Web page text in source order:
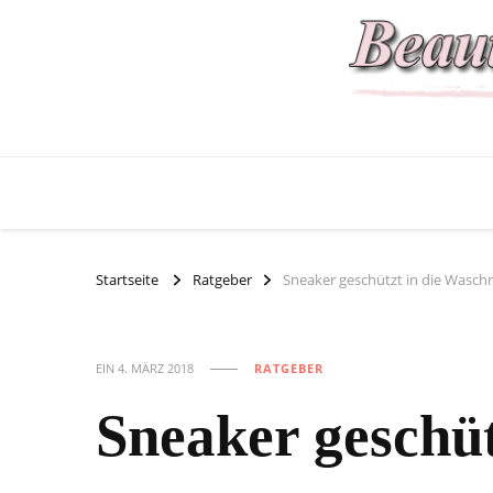
Startseite Ratgeber Sneaker geschützt in die
EIN 4. MÄRZ 2018 RATGEBER
Sneaker